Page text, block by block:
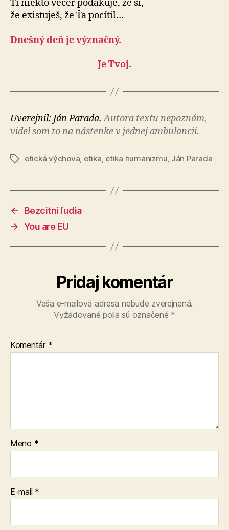
Ti niekto večer poďakuje, že si,
že existuješ, že Ťa pocítil…
Dnešný deň je význačný.
Je Tvoj.
Uverejnil: Ján Parada.Autora textu nepoznám,
videl som to na nástenke v jednej ambulancii.
Značkyetická výchova, etika, etika humanizmu, Ján Parada
←
Bezcitní ľudia
→ You are EU
Pridaj komentár
Vaša e-mailová adresa nebude zverejnená.
Vyžadované polia sú označené *
Komentár *
Meno *
E-mail *